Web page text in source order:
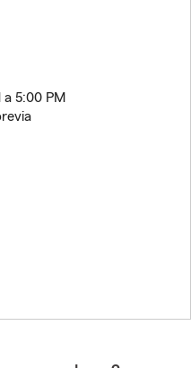
5:00 PM